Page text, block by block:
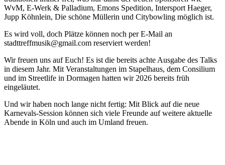
WvM, E-Werk & Palladium, Emons Spedition, Intersport Haeger,
Jupp Köhnlein, Die schöne Müllerin und Citybowling möglich ist.
Es wird voll, doch Plätze können noch per E-Mail an
stadttreffmusik@gmail.com reserviert werden!
Wir freuen uns auf Euch! Es ist die bereits achte Ausgabe des Talks
in diesem Jahr. Mit Veranstaltungen im Stapelhaus, dem Consilium
und im Streetlife in Dormagen hatten wir 2026 bereits früh
eingeläutet.
Und wir haben noch lange nicht fertig: Mit Blick auf die neue
Karnevals-Session können sich viele Freunde auf weitere aktuelle
Abende in Köln und auch im Umland freuen.